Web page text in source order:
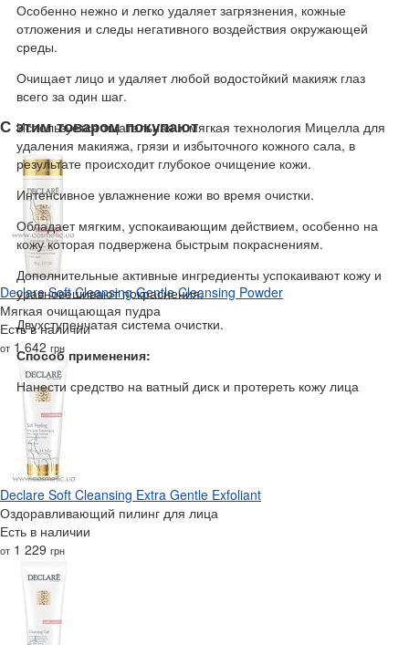
Особенно нежно и легко удаляет загрязнения, кожные
отложения и следы негативного воздействия окружающей
среды.
Очищает лицо и удаляет любой водостойкий макияж глаз
всего за один шаг.
Используется тщательная и мягкая технология Мицелла для
удаления макияжа, грязи и избыточного кожного сала, в
результате происходит глубокое очищение кожи.
Интенсивное увлажнение кожи во время очистки.
Обладает мягким, успокаивающим действием, особенно на
кожу которая подвержена быстрым покраснениям.
Дополнительные активные ингредиенты успокаивают кожу и
уравновешивают покраснения.
Двухступенчатая система очистки.
Способ применения:
Нанести средство на ватный диск и протереть кожу лица
С этим товаром покупают
Declare Soft Cleansing Gentle Cleansing Powder
Мягкая очищающая пудра
Есть в наличии
от 1 642 грн
Declare Soft Cleansing Extra Gentle Exfoliant
Оздоравливающий пилинг для лица
Есть в наличии
от 1 229 грн